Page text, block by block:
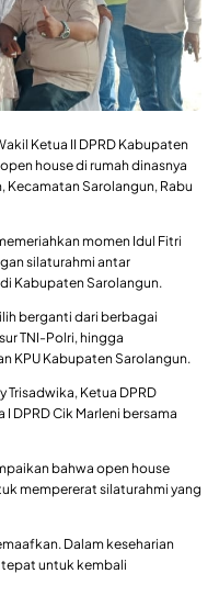
Ketua II DPRD Kabupaten
house di rumah dinasnya
Kecamatan Sarolangun, Rabu
momen Idul Fitri
silaturahmi antar
Kabupaten Sarolangun.
berganti dari berbagai
TNI-Polri, hingga
KPU Kabupaten Sarolangun.
Trisadwika, Ketua DPRD
DPRD Cik Marleni bersama
bahwa open house
mempererat silaturahmi yang
Dalam keseharian
tepat untuk kembali